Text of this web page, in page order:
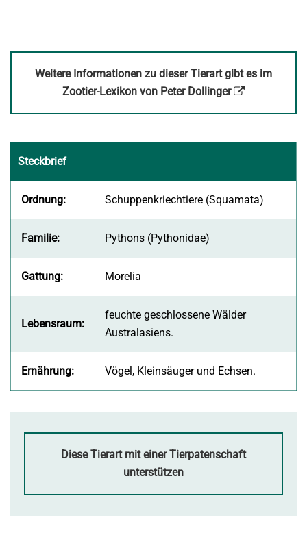
Weitere Informationen zu dieser Tierart gibt es im
Zootier-Lexikon von Peter Dollinger
Link
neuem
Steckbrief
Ordnung: Schuppenkriechtiere (Squamata)
Familie: Pythons (Pythonidae)
Gattung: Morelia
Lebensraum:
feuchte geschlossene Wälder
Australasiens.
Ernährung: Vögel, Kleinsäuger und Echsen.
Diese Tierart mit einer Tierpatenschaft
unterstützen